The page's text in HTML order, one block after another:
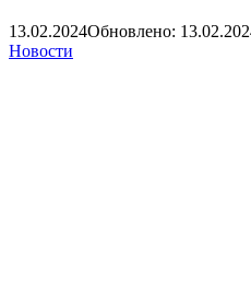
13.02.2024Обновлено:
Новости